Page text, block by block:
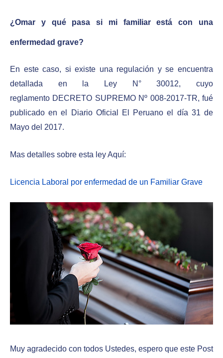
¿Omar y qué pasa si mi familiar está con una
enfermedad grave?
En este caso, si existe una regulación y se encuentra
detallada en la Ley N° 30012, cuyo
reglamento DECRETO SUPREMO Nº 008-2017-TR, fué
publicado en el Diario Oficial El Peruano el día 31 de
Mayo del 2017.
Mas detalles sobre esta ley Aquí:
Licencia Laboral por enfermedad de un Familiar Grave
Muy agradecido con todos Ustedes, espero que este Post